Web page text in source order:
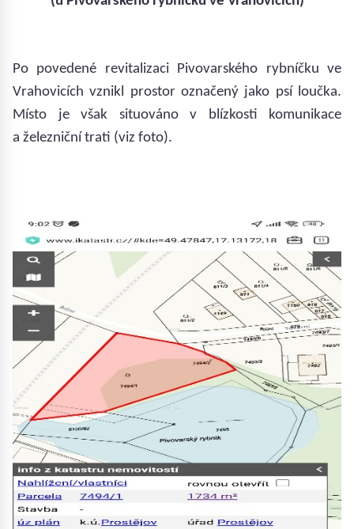
Po povedené revitalizaci Pivovarského rybníčku ve
Vrahovicích vznikl prostor označený jako psí loučka.
Místo je však situováno v blízkosti komunikace
a železniční trati (viz foto).